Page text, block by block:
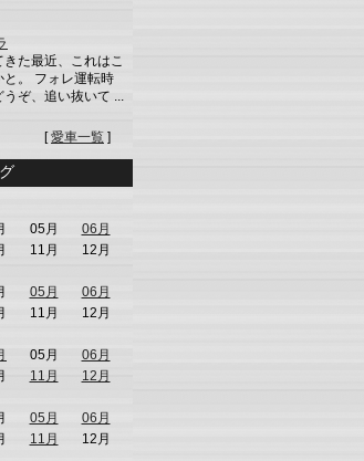
た最近、これはこ
と。 フォレ運転時
うぞ、追い抜いて ...
[愛車一覧 ]
05月
06月
11月
12月
05月
06月
11月
12月
05月
06月
11月
12月
05月
06月
11月
12月